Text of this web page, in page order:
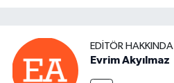
EDITÖR HAKKINDA
Evrim Akyılmaz